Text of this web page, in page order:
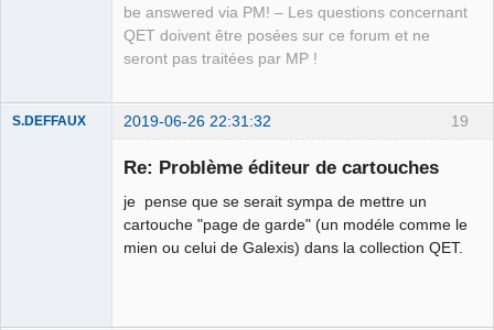
be answered via PM! – Les questions concernant
QET doivent être posées sur ce forum et ne
seront pas traitées par MP !
19
S.DEFFAUX 2019-06-26 22:31:32
Re: Problème éditeur de cartouches
je pense que se serait sympa de mettre un
cartouche "page de garde" (un modéle comme le
mien ou celui de Galexis) dans la collection QET.